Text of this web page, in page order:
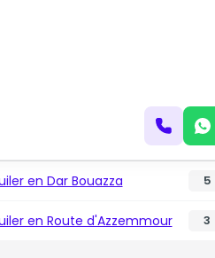
en Dar Bouazza 5
en Route d'Azzemmour 3